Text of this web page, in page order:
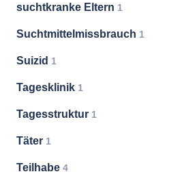
suchtkranke Eltern 1
Suchtmittelmissbrauch 1
Suizid 1
Tagesklinik 1
Tagesstruktur 1
Täter 1
Teilhabe 4